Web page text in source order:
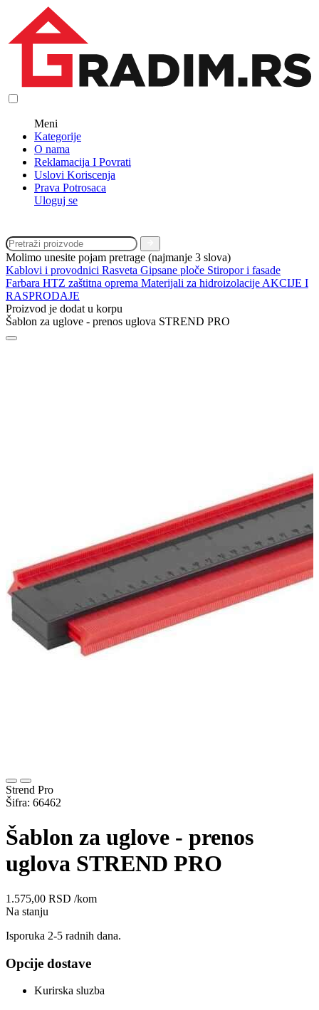
Meni
Kategorije
O nama
Reklamacija I Povrati
Uslovi Koriscenja
Prava Potrosaca
Uloguj se
Molimo unesite pojam pretrage (najmanje 3 slova)
Kablovi i provodnici Rasveta Gipsane ploče Stiropor i fasade
Farbara HTZ zaštitna oprema Materijali za hidroizolacije AKCIJE I
RASPRODAJE
Proizvod je dodat u korpu
Šablon za uglove - prenos uglova STREND PRO
Strend Pro
Šifra: 66462
Šablon za uglove - prenos
uglova STREND PRO
1.575,00 RSD /kom
Na stanju
Isporuka 2-5 radnih dana.
Opcije dostave
Kurirska sluzba